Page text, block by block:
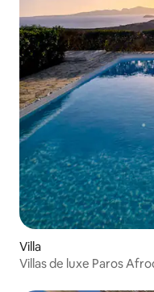
Villa
Villas de luxe Paros